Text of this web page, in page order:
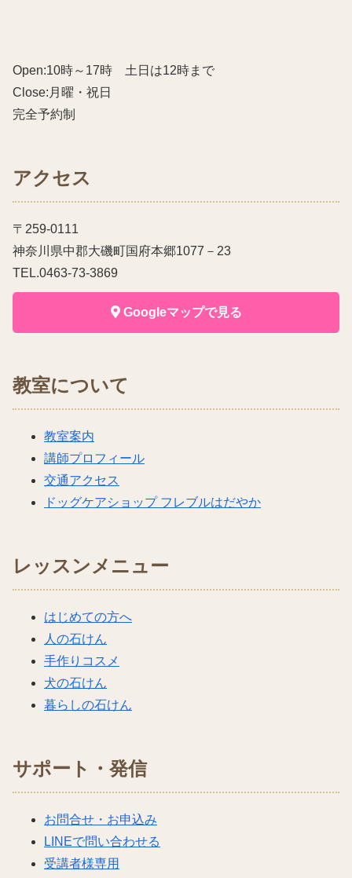
Open:10時～17時 土日は12時まで
Close:月曜・祝日
完全予約制
アクセス
〒259-0111
神奈川県中郡大磯町国府本郷1077－23
TEL.0463-73-3869
Googleマップで見る
教室について
教室案内
講師プロフィール
交通アクセス
ドッグケアショップ フレブルはだやか
レッスンメニュー
はじめての方へ
人の石けん
手作りコスメ
犬の石けん
暮らしの石けん
サポート・発信
お問合せ・お申込み
LINEで問い合わせる
受講者様専用